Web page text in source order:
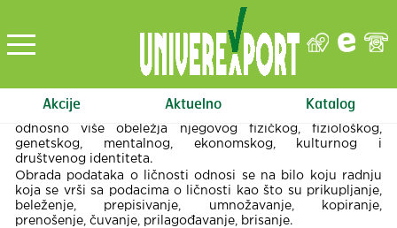
Akcije Aktuelno Katalog
Šta su podaci o ličnosti?
Podatak o ličnosti je svaki podatak koji se odnosi na fizičko
lice čiji je identitet određen ili odrediv, neposredno ili
ime i identifikacioni broj, podataka o lokaciji, identifikatora
u elektronskim komunikacionim mrežama ili jednog,
odnosno više obeležja njegovog fizičkog, fiziološkog,
genetskog, mentalnog, ekonomskog, kulturnog i
društvenog identiteta.
Obrada podataka o ličnosti odnosi se na bilo koju radnju
koja se vrši sa podacima o ličnosti kao što su prikupljanje,
beleženje, prepisivanje, umnožavanje, kopiranje,
prenošenje, čuvanje, prilagođavanje, brisanje.